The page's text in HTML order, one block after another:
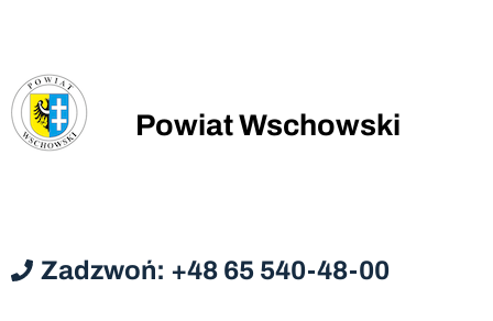
Powiat Wschowski
Zadzwoń: +48 65 540-48-00